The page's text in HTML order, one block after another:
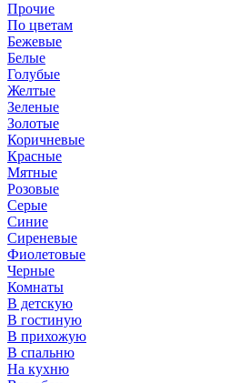
Прочие
По цветам
Бежевые
Белые
Голубые
Желтые
Зеленые
Золотые
Коричневые
Красные
Мятные
Розовые
Серые
Синие
Сиреневые
Фиолетовые
Черные
Комнаты
В детскую
В гостиную
В прихожую
В спальню
На кухню